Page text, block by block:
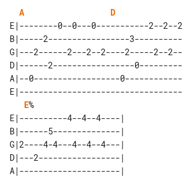
A
D
E|--------0--0---0-----------2--2--2
B|-----2-----------------3----------
G|---2------2---2--2----2-----2--2--
D|------2-----------------0---------
A|--0------------------0------------
E|----------------------------------
E%
E|----------4--4--4----|
B|------5--------------|
G|2----4-4---4--4--4---|
D|---2-----------------|
A|---------------------|